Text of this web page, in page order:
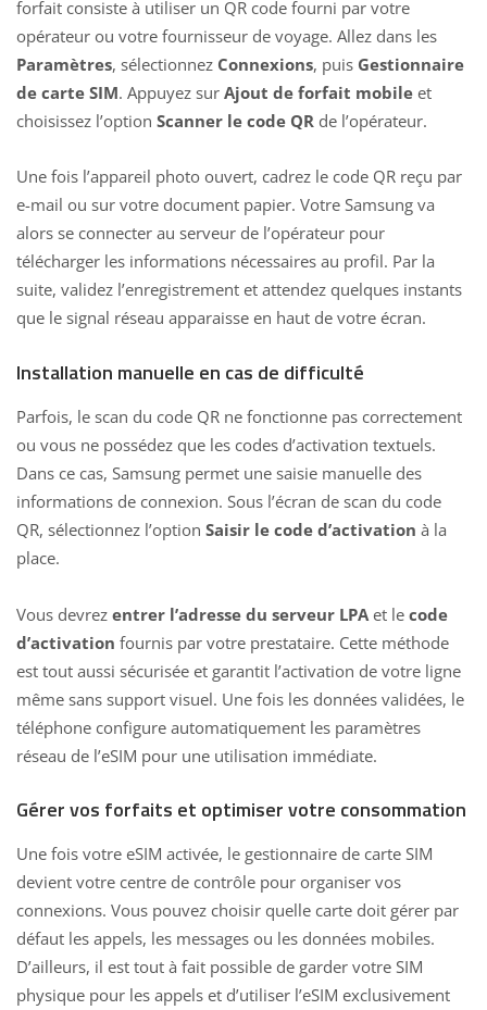
forfait consiste à utiliser un QR code fourni par votre
opérateur ou votre fournisseur de voyage. Allez dans les
Paramètres, sélectionnez Connexions, puis Gestionnaire
de carte SIM. Appuyez sur Ajout de forfait mobile et
choisissez l’option Scanner le code QR de l’opérateur.
Une fois l’appareil photo ouvert, cadrez le code QR reçu par
e-mail ou sur votre document papier. Votre Samsung va
alors se connecter au serveur de l’opérateur pour
télécharger les informations nécessaires au profil. Par la
suite, validez l’enregistrement et attendez quelques instants
que le signal réseau apparaisse en haut de votre écran.
Installation manuelle en cas de difficulté
Parfois, le scan du code QR ne fonctionne pas correctement
ou vous ne possédez que les codes d’activation textuels.
Dans ce cas, Samsung permet une saisie manuelle des
informations de connexion. Sous l’écran de scan du code
QR, sélectionnez l’option Saisir le code d’activation à la
place.
Vous devrez entrer l’adresse du serveur LPA et le code
d’activation fournis par votre prestataire. Cette méthode
est tout aussi sécurisée et garantit l’activation de votre ligne
même sans support visuel. Une fois les données validées, le
téléphone configure automatiquement les paramètres
réseau de l’eSIM pour une utilisation immédiate.
Gérer vos forfaits et optimiser votre consommation
Une fois votre eSIM activée, le gestionnaire de carte SIM
devient votre centre de contrôle pour organiser vos
connexions. Vous pouvez choisir quelle carte doit gérer par
défaut les appels, les messages ou les données mobiles.
D’ailleurs, il est tout à fait possible de garder votre SIM
physique pour les appels et d’utiliser l’eSIM exclusivement